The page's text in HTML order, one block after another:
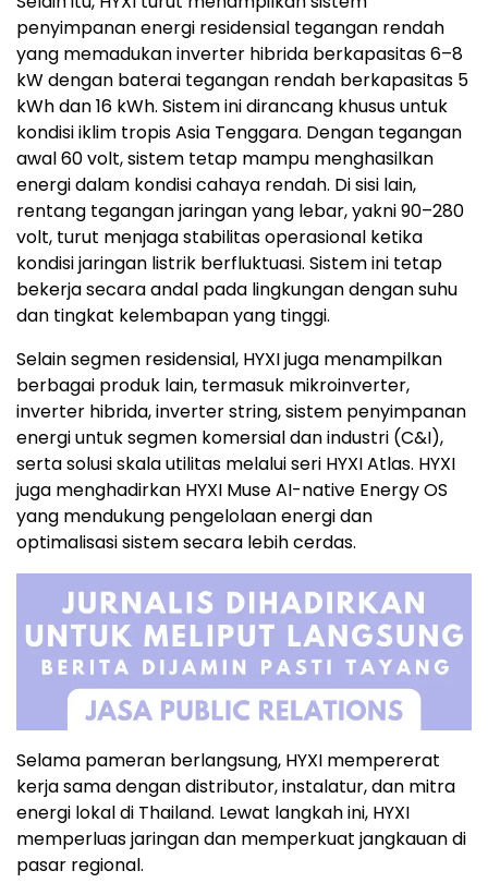
penyimpanan energi residensial tegangan rendah
yang memadukan inverter hibrida berkapasitas 6–8
kW dengan baterai tegangan rendah berkapasitas 5
kWh dan 16 kWh. Sistem ini dirancang khusus untuk
kondisi iklim tropis Asia Tenggara. Dengan tegangan
awal 60 volt, sistem tetap mampu menghasilkan
energi dalam kondisi cahaya rendah. Di sisi lain,
rentang tegangan jaringan yang lebar, yakni 90–280
volt, turut menjaga stabilitas operasional ketika
kondisi jaringan listrik berfluktuasi. Sistem ini tetap
bekerja secara andal pada lingkungan dengan suhu
dan tingkat kelembapan yang tinggi.
Selain segmen residensial, HYXI juga menampilkan
berbagai produk lain, termasuk mikroinverter,
inverter hibrida, inverter string, sistem penyimpanan
energi untuk segmen komersial dan industri (C&I),
serta solusi skala utilitas melalui seri HYXI Atlas. HYXI
juga menghadirkan HYXI Muse AI-native Energy OS
yang mendukung pengelolaan energi dan
optimalisasi sistem secara lebih cerdas.
Selama pameran berlangsung, HYXI mempererat
kerja sama dengan distributor, instalatur, dan mitra
energi lokal di Thailand. Lewat langkah ini, HYXI
memperluas jaringan dan memperkuat jangkauan di
pasar regional.